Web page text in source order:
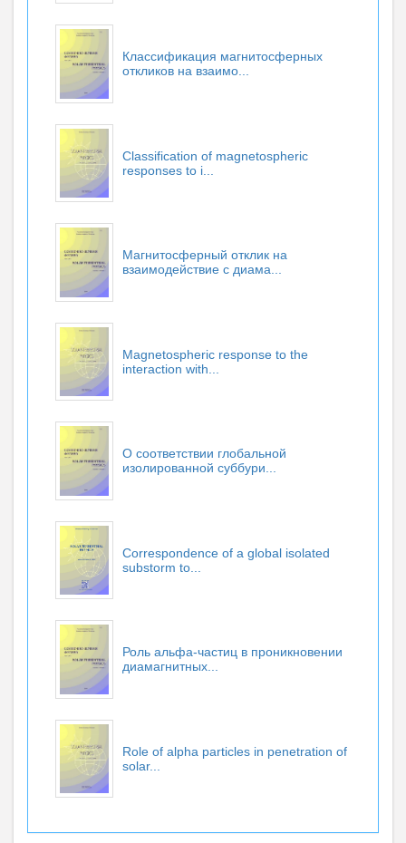
Классификация магнитосферных
откликов на взаимо...
Classification of magnetospheric
responses to i...
Магнитосферный отклик на
взаимодействие с диама...
Magnetospheric response to the
interaction with...
О соответствии глобальной
изолированной суббури...
Correspondence of a global isolated
substorm to...
Роль альфа-частиц в проникновении
диамагнитных...
Role of alpha particles in penetration of
solar...